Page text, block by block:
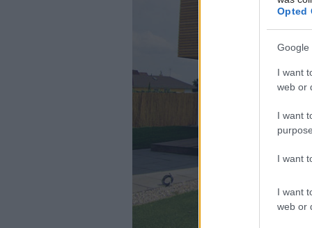
Opted
Google
I want
web or
I want
I want
I want
web or